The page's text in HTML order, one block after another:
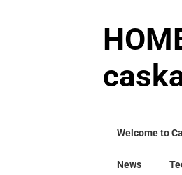
Welcome to
News